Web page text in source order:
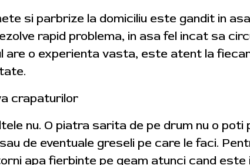
si parbrize la domiciliu este gandit in
rapid problema, in asa fel incat sa
are o experienta vasta, este atent la
crapaturilor
nu. O piatra sarita de pe drum nu o
de eventuale greseli pe care le faci.
apa fierbinte pe geam atunci cand